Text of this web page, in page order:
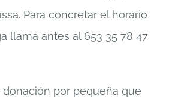
Para concretar el horario
llama antes al 653 35 78 47
donación por pequeña que